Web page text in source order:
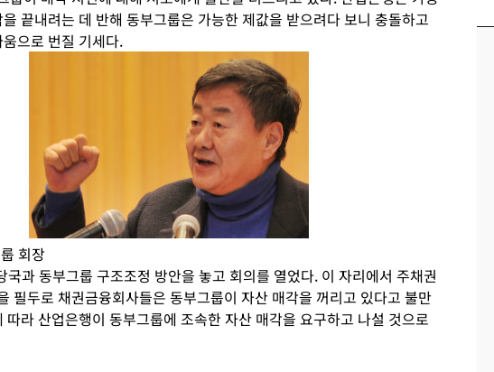
끝내려는 데 반해 동부그룹은 가능한 제값을 받으려다 보니 충돌하고
으로 번질 기세다.
회장
국과 동부그룹 구조조정 방안을 놓고 회의를 열었다. 이 자리에서 주채권
필두로 채권금융회사들은 동부그룹이 자산 매각을 꺼리고 있다고 불만
따라 산업은행이 동부그룹에 조속한 자산 매각을 요구하고 나설 것으로